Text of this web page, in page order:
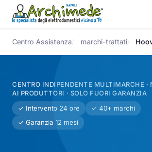
Centro Assistenza marchi-trattati
CENTRO INDIPENDENTE MULTIMARCHE ·
AI PRODUTTORI · SOLO FUORI GARANZIA
✓ Intervento 24 ore
✓ 40+ marchi
✓ Garanzia 12 mesi